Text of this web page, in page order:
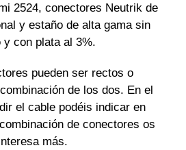
2524, conectores Neutrik de
y estaño de alta gama sin
y con plata al 3%.
pueden ser rectos o
de los dos. En el
el cable podéis indicar en
de conectores os
más.